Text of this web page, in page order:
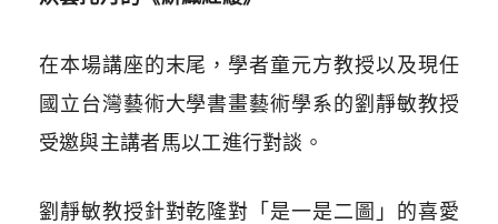
在本場講座的末尾，學者童元方教授以及現任
國立台灣藝術大學書畫藝術學系的劉靜敏教授
受邀與主講者馬以工進行對談。
劉靜敏教授針對乾隆對「是一是二圖」的喜愛